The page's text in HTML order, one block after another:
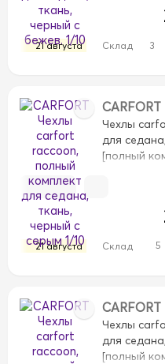
мех
21 августа Склад 3
CARFORT
Чехлы
для
[полный
21 августа Склад 5
CARFORT
Чехлы
для
[полный